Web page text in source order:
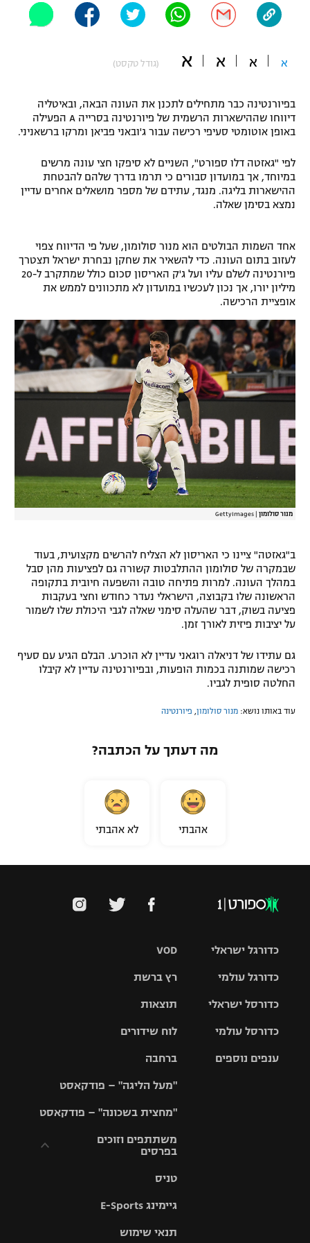
"מחצית בשכונה" – פודקאסט
משתתפים וזוכים בפרסים
תקנון משתתפים וזוכים בפרסים
תקנון עבור פעילות אלקטרה
תקנון עבור פעילות ספורט 1 – "מרלן"
טניס
גיימינג E-Sports
תנאי שימוש
מדיניות פרטיות
תקנון פעילות ספורט 1
רשיון להקרנה פומבית לבית עסק
הצטרפות לחבילת הערוצים
לוח דרושים – ג'ובנט
תגיות
המגזין
אופניים
ספורט מוטורי
פוטבול אמריקאי NFL
בייסבול MLB
ספורט אתגרי ואקסטרים
גיימינג E-Sports
א א א א (גודל טקסט)
בפיורנטינה כבר מתחילים לתכנן את העונה הבאה, ובאיטליה
דיווחו שההישארות הרשמית של פיורנטינה בסרייה A הפעילה
באופן אוטומטי סעיפי רכישה עבור ג'ובאני פביאן ומרקו ברשאניני.
לפי "גאזטה דלו ספורט", השניים לא סיפקו חצי עונה מרשים
במיוחד, אך במועדון סבורים כי תרמו בדרך שלהם להבטחת
ההישארות בליגה. מנגד, עתידם של מספר מושאלים אחרים עדיין
נמצא בסימן שאלה.
אחד השמות הבולטים הוא מנור סולומון, שעל פי הדיווח צפוי
לעזוב בתום העונה. כדי להשאיר את שחקן נבחרת ישראל תצטרך
פיורנטינה לשלם עליו ועל ג'ק האריסון סכום כולל שמתקרב ל-20
מיליון יורו, אך נכון לעכשיו במועדון לא מתכוונים לממש את
אופציית הרכישה.
מנור סולומון GettyImages
ב"גאזטה" ציינו כי האריסון לא הצליח להרשים מקצועית, בעוד
שבמקרה של סולומון ההתלבטות קשורה גם לפציעות מהן סבל
במהלך העונה. למרות פתיחה טובה והשפעה חיובית בתקופה
הראשונה שלו בקבוצה, הישראלי נעדר כחודש וחצי בעקבות
פציעה בשוק, דבר שהעלה סימני שאלה לגבי היכולת שלו לשמור
על יציבות פיזית לאורך זמן.
גם עתידו של דניאלה רוגאני עדיין לא הוכרע. הבלם הגיע עם סעיף
רכישה שמותנה בכמות הופעות, ובפיורנטינה עדיין לא קיבלו
החלטה סופית לגביו.
עוד באותו נושא: מנור סולומון פיורנטינה
מה דעתך על הכתבה?
אהבתי לא אהבתי
VOD
רץ ברשת
תוצאות
לוח שידורים
ברחבה
"מעל הליגה" – פודקאסט
"מחצית בשכונה" – פודקאסט
משתתפים וזוכים
בפרסים
וזוכים בפרסים
תקנון עבור פעילות
טניס
גיימינג E-Sports
תנאי שימוש
כדורגל ישראלי
גביע הטוטו
כדורגל עולמי
האלופות
ליגה
כדורסל ישראלי
סל
כדורסל עולמי
ענפים נוספים